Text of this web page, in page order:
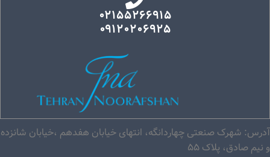
۰۲۱۵۵۲۶۶۹۱۵
۰۹۱۲۰۲۰۶۹۲۵
آدرس: شهرک صنعتی چهاردانگه، انتهای خیابان هفدهم ،خیابان شانزده
و نیم صادق، پلاک ۵۵